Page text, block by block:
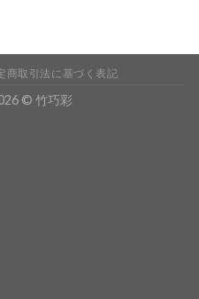
商取引法に基づく表記
© 竹巧彩